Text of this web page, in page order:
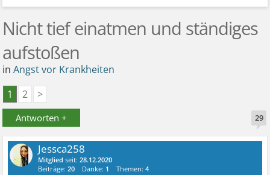
Nicht tief einatmen und ständiges
aufstoßen
inAngst vor Krankheiten
1
2 >
Antworten + 29
Jessca258
Mitglied seit:28.12.2020
Beiträge:20 Danke: 1 Themen:4